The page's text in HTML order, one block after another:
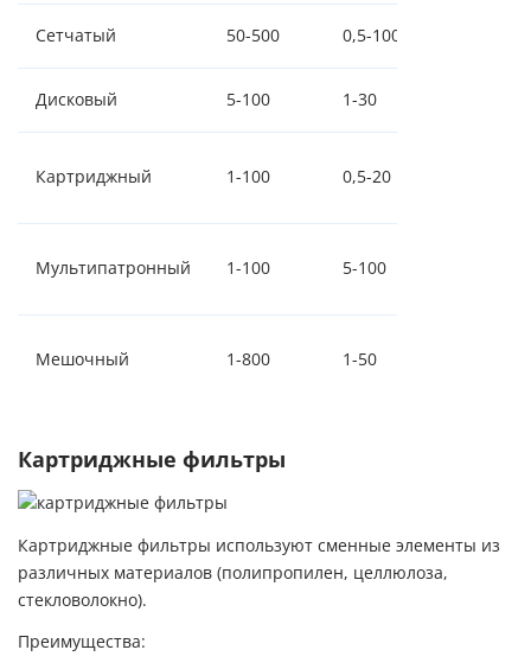
Сетчатый 50-500 0,5-100
Дисковый 5-100 1-30
Картриджный 1-100 0,5-20
Мультипатронный 1-100 5-100
Мешочный 1-800 1-50
Картриджные фильтры
Картриджные фильтры используют сменные элементы из
различных материалов (полипропилен, целлюлоза,
стекловолокно).
Преимущества: